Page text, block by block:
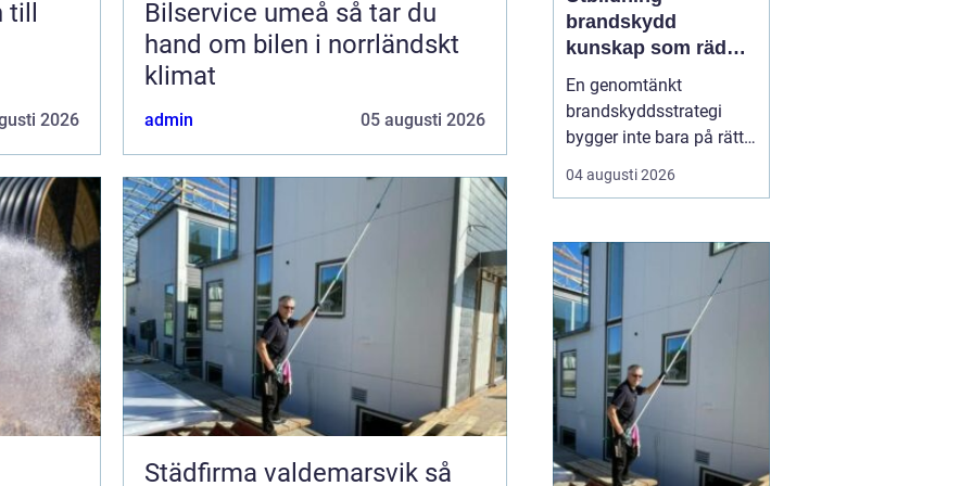
till
2026
Bilservice umeå så tar du
hand om bilen i norrländskt
klimat
admin 05 augusti 2026
Städfirma valdemarsvik så
brandskydd
kunskap som räddar
liv och skyddar
verksamheter
En genomtänkt
brandskyddsstrategi
bygger inte bara på rätt
produkter och
installationer. Den
människor som vet vad
de gör. När ansvariga i
bygg- och
fastighetsbranschen får
rätt kunskap om
brandskydd minskar
risken för fel som ...
04 augusti 2026